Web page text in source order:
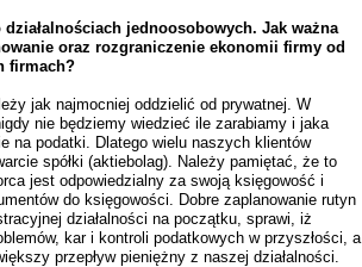
działalnościach jednoosobowych. Jak ważna
oraz rozgraniczenie ekonomii firmy od
firmach?
jak najmocniej oddzielić od prywatnej. W
nie będziemy wiedzieć ile zarabiamy i jaka
na podatki. Dlatego wielu naszych klientów
spółki (aktiebolag). Należy pamiętać, że to
jest odpowiedzialny za swoją księgowość i
do księgowości. Dobre zaplanowanie rutyn
działalności na początku, sprawi, iż
kar i kontroli podatkowych w przyszłości, a
przepływ pieniężny z naszej działalności.